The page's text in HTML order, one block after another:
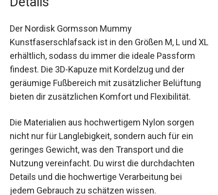
Details
Der Nordisk Gormsson Mummy
Kunstfaserschlafsack ist in den Größen M, L und
XL erhältlich, sodass du immer die ideale
Passform findest. Die 3D-Kapuze mit Kordelzug
und der geräumige Fußbereich mit zusätzlicher
Belüftung bieten dir zusätzlichen Komfort und
Die Materialien aus hochwertigem Nylon sorgen
nicht nur für Langlebigkeit, sondern auch für ein
geringes Gewicht, was den Transport und die
Nutzung vereinfacht. Du wirst die durchdachten